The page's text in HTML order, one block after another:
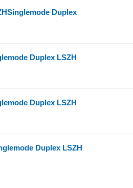
Duplex
Duplex LSZH
Duplex LSZH
Duplex LSZH